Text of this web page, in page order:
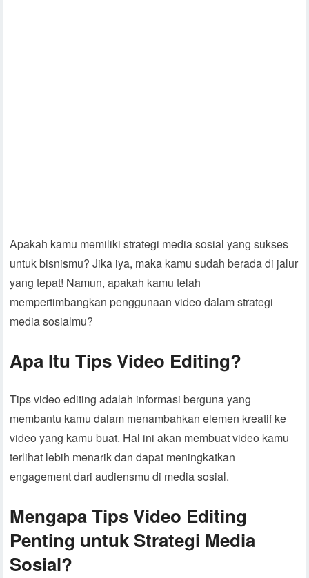
Apakah kamu memiliki strategi media sosial yang sukses
untuk bisnismu? Jika iya, maka kamu sudah berada di jalur
yang tepat! Namun, apakah kamu telah
mempertimbangkan penggunaan video dalam strategi
media sosialmu?
Apa Itu Tips Video Editing?
Tips video editing adalah informasi berguna yang
membantu kamu dalam menambahkan elemen kreatif ke
video yang kamu buat. Hal ini akan membuat video kamu
terlihat lebih menarik dan dapat meningkatkan
engagement dari audiensmu di media sosial.
Mengapa Tips Video Editing
Penting untuk Strategi Media
Sosial?